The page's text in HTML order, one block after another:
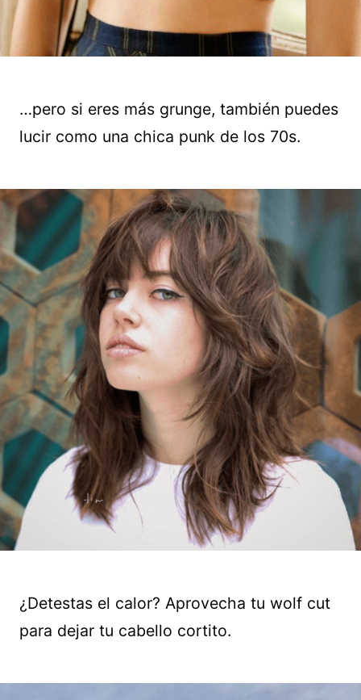
…pero si eres más grunge, también puedes
lucir como una chica punk de los 70s.
¿Detestas el calor? Aprovecha tu wolf cut
para dejar tu cabello cortito.